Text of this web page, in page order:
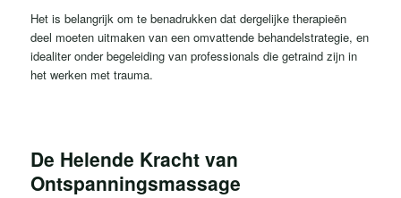
Het is belangrijk om te benadrukken dat dergelijke therapieën
deel moeten uitmaken van een omvattende behandelstrategie, en
idealiter onder begeleiding van professionals die getraind zijn in
het werken met trauma.
De Helende Kracht van
Ontspanningsmassage